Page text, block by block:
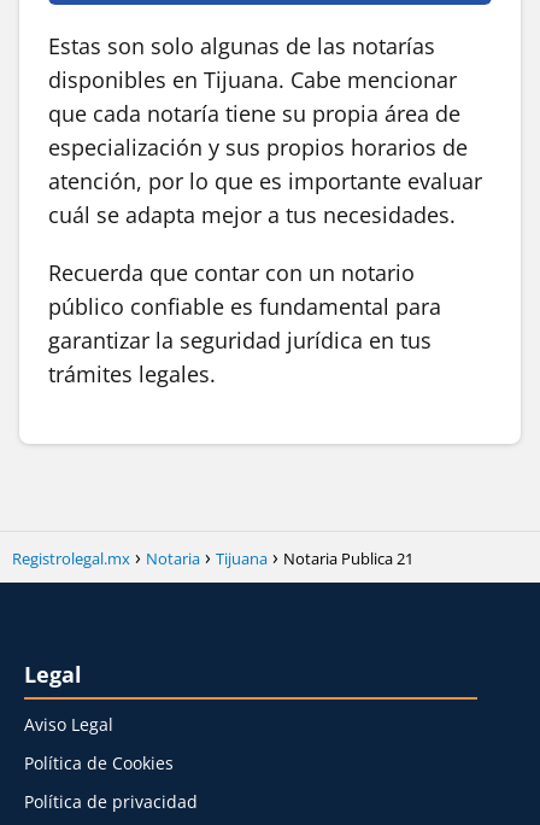
Estas son solo algunas de las notarías
disponibles en Tijuana. Cabe mencionar
que cada notaría tiene su propia área de
especialización y sus propios horarios de
atención, por lo que es importante evaluar
cuál se adapta mejor a tus necesidades.
Recuerda que contar con un notario
público confiable es fundamental para
garantizar la seguridad jurídica en tus
trámites legales.
Registrolegal.mx Notaria Tijuana Notaria Publica 21
Legal
Aviso Legal
Política de Cookies
Política de privacidad